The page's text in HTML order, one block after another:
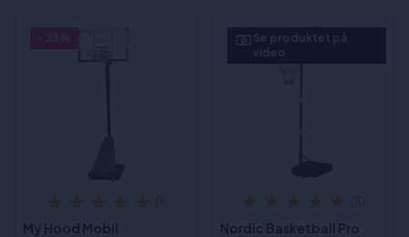
My Hood Mobil
Se produktet på
video
Nordic Basketball Pro